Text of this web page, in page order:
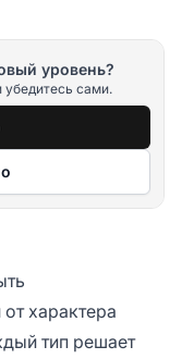
уровень?
убедитесь сами.
характера
тип решает